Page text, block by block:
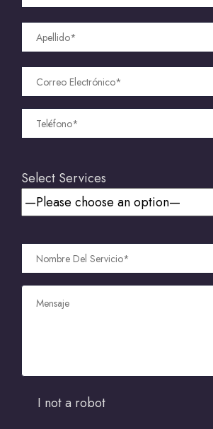
Select Services
I not a robot